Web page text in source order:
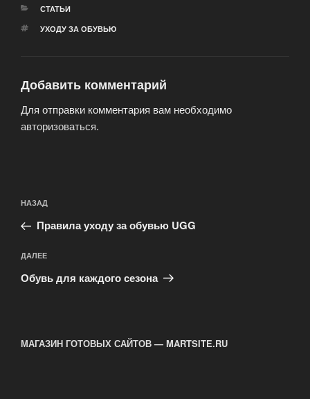
РУБРИКИ
СТАТЬИ
МЕТКИ
УХОДУ ЗА ОБУВЬЮ
Добавить комментарий
Для отправки комментария вам необходимо
авторизоваться.
по
записям
Предыдущая
запись:
НАЗАД
Правила уходу за обувью UGG
Следующая
запись
ДАЛЕЕ
Обувь для каждого сезона
МАГАЗИН ГОТОВЫХ САЙТОВ — MARTSITE.RU